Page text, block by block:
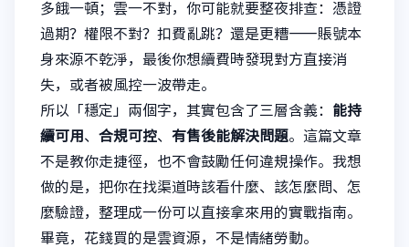
多餓一頓；雲一不對，你可能就要整夜排查：憑證
過期？權限不對？扣費亂跳？還是更糟——賬號本
身來源不乾淨，最後你想續費時發現對方直接消
失，或者被風控一波帶走。
所以「穩定」兩個字，其實包含了三層含義： 能持
續可用 、 合規可控、 有售後能解決問題。這篇文章
不是教你走捷徑，也不會鼓勵任何違規操作。我想
做的是，把你在找渠道時該看什麼、該怎麼問、怎
麼驗證，整理成一份可以直接拿來用的實戰指南。
畢竟，花錢買的是雲資源，不是情緒勞動。